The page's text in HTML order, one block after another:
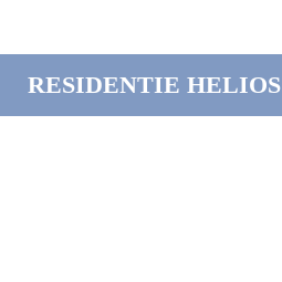
RESIDENTIE HELIOS